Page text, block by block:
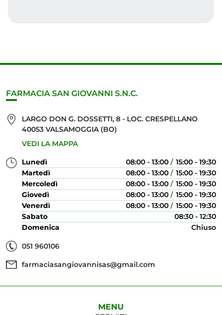
FARMACIA SAN GIOVANNI S.N.C.
LARGO DON G. DOSSETTI, 8 - LOC. CRESPELLANO
40053 VALSAMOGGIA (BO)
VEDI LA MAPPA
Lunedì 08:00 - 13:00
15:00 - 19:30
Martedì
08:00 - 13:00
15:00 - 19:30
Mercoledì
08:00 - 13:00
15:00 - 19:30
Giovedì
08:00 - 13:00
15:00 - 19:30
Venerdì
08:00 - 13:00
15:00 - 19:30
Sabato
08:30 - 12:30
Domenica
Chiuso
051 960106
farmaciasangiovannisas@gmail.com
MENU